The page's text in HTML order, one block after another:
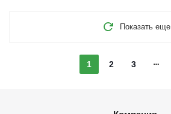
Показать еще
1 2 3